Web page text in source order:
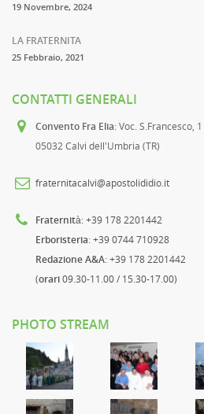
19 Novembre, 2024
LA FRATERNITA
25 Febbraio, 2021
CONTATTI GENERALI
Convento Fra Elia: Voc. S.Francesco, 1
05032 Calvi dell'Umbria (TR)
fraternitacalvi@apostolididio.it
Fraternità: +39 178 2201442
Erboristeria: +39 0744 710928
Redazione A&A: +39 178 2201442
(orari09.30-11.00 / 15.30-17.00)
PHOTO STREAM